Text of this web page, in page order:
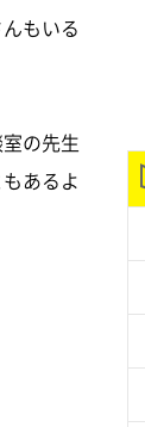
もいる
の先生
あるよ